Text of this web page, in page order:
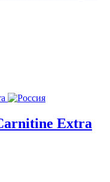
Extra